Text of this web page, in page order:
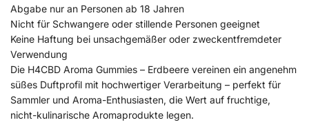
Abgabe nur an Personen ab 18 Jahren
Nicht für Schwangere oder stillende Personen geeignet
Keine Haftung bei unsachgemäßer oder zweckentfremdeter
Verwendung
Die H4CBD Aroma Gummies – Erdbeere vereinen ein angenehm
süßes Duftprofil mit hochwertiger Verarbeitung – perfekt für
Sammler und Aroma-Enthusiasten, die Wert auf fruchtige,
nicht-kulinarische Aromaprodukte legen.